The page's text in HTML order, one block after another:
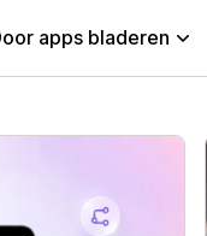
apps bladeren